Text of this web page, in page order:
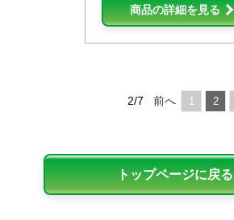
商品の詳細を見る
2/7 前へ 1 2
トップページに戻る